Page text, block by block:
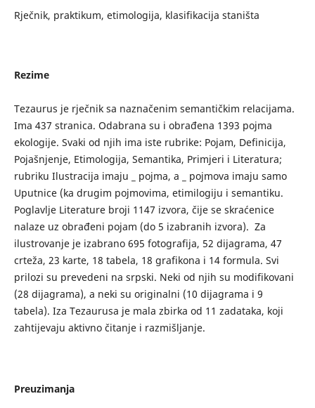
Rječnik, praktikum, etimologija, klasifikacija staništa
Rezime
Tezaurus je rječnik sa naznačenim semantičkim relacijama.
Ima 437 stranica. Odabrana su i obrađena 1393 pojma
ekologije. Svaki od njih ima iste rubrike: Pojam, Definicija,
Pojašnjenje, Etimologija, Semantika, Primjeri i Literatura;
rubriku Ilustracija imaju _ pojma, a _ pojmova imaju samo
Uputnice (ka drugim pojmovima, etimilogiju i semantiku.
Poglavlje Literature broji 1147 izvora, čije se skraćenice
nalaze uz obrađeni pojam (do 5 izabranih izvora). Za
ilustrovanje je izabrano 695 fotografija, 52 dijagrama, 47
crteža, 23 karte, 18 tabela, 18 grafikona i 14 formula. Svi
prilozi su prevedeni na srpski. Neki od njih su modifikovani
(28 dijagrama), a neki su originalni (10 dijagrama i 9
tabela). Iza Tezaurusa je mala zbirka od 11 zadataka, koji
zahtijevaju aktivno čitanje i razmišljanje.
Preuzimanja